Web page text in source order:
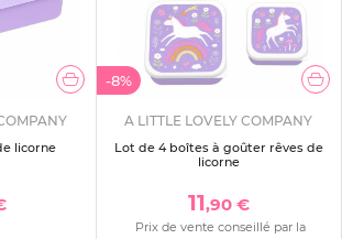
licorne
-8%
A LITTLE LOVELY COMPANY
Lot de 4 boîtes à goûter rêves de
licorne
11,90 €
Prix de vente conseillé par la